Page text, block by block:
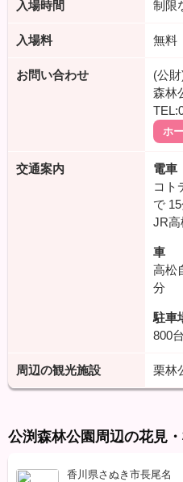
入場時間 制限
入場料 無料
お問い合わせ
(公
森林
ホ
交通案内
電車
コト
で
JR高
車
高松
分
駐車
800
周辺の観光施設 栗林
公渕森林公園周辺の花見
香川県さぬき市長尾名